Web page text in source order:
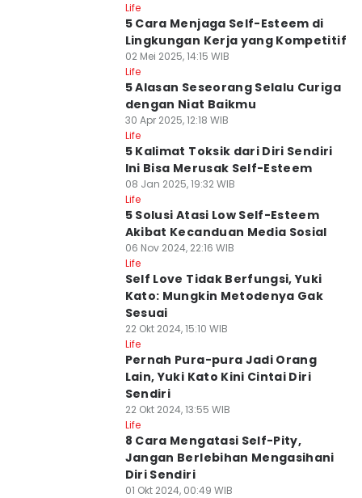
Life
5 Cara Menjaga Self-Esteem di
Lingkungan Kerja yang Kompetitif
02 Mei 2025, 14:15 WIB
Life
5 Alasan Seseorang Selalu Curiga
dengan Niat Baikmu
30 Apr 2025, 12:18 WIB
Life
5 Kalimat Toksik dari Diri Sendiri
Ini Bisa Merusak Self-Esteem
08 Jan 2025, 19:32 WIB
Life
5 Solusi Atasi Low Self-Esteem
Akibat Kecanduan Media Sosial
06 Nov 2024, 22:16 WIB
Life
Self Love Tidak Berfungsi, Yuki
Kato: Mungkin Metodenya Gak
Sesuai
22 Okt 2024, 15:10 WIB
Life
Pernah Pura-pura Jadi Orang
Lain, Yuki Kato Kini Cintai Diri
Sendiri
22 Okt 2024, 13:55 WIB
Life
8 Cara Mengatasi Self-Pity,
Jangan Berlebihan Mengasihani
Diri Sendiri
01 Okt 2024, 00:49 WIB